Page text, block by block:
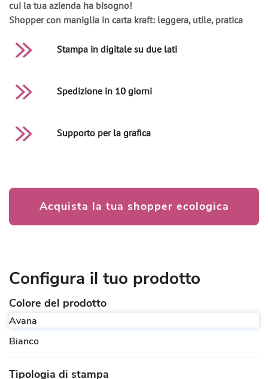
cui la tua azienda ha bisogno!
Shopper con maniglia in carta kraft: leggera, utile, pratica
Stampa in digitale su due lati
Spedizione in 10 giorni
Supporto per la grafica
Acquista la tua shopper ecologica
Configura il tuo prodotto
Colore del prodotto
Avana
Bianco
Tipologia di stampa